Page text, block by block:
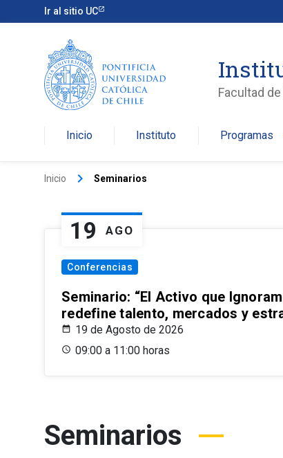
Ir al sitio UC
Facultad
Inicio Instituto Programas
Inicio keyboard_arrow_right Seminarios
19 AGO
Conferencias
Seminario: “El Activo que
redefine talento, mercados y
19 de Agosto de 2026
09:00 a 11:00 horas
Seminarios